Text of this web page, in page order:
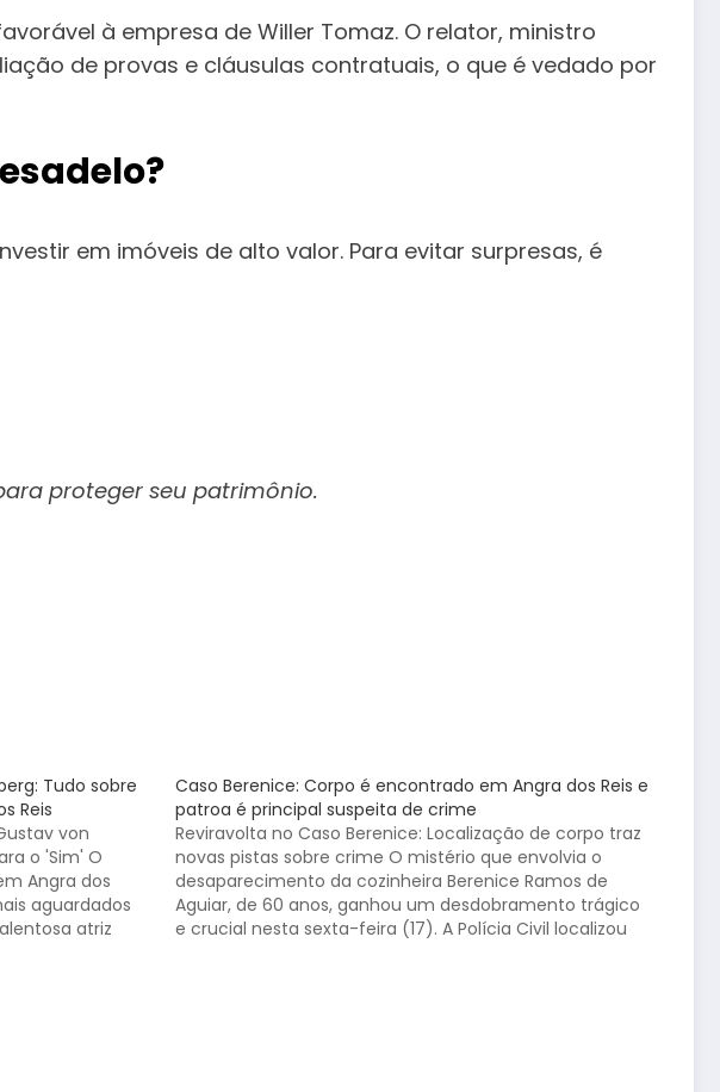
à empresa de Willer Tomaz. O relator, ministro
de provas e cláusulas contratuais, o que é vedado por
em imóveis de alto valor. Para evitar surpresas, é
proteger seu patrimônio.
Tudo sobre
Reis
von
o 'Sim' O
Angra dos
aguardados
atriz
Caso Berenice: Corpo é encontrado em Angra dos Reis e
patroa é principal suspeita de crime
Reviravolta no Caso Berenice: Localização de corpo traz
novas pistas sobre crime O mistério que envolvia o
desaparecimento da cozinheira Berenice Ramos de
Aguiar, de 60 anos, ganhou um desdobramento trágico
e crucial nesta sexta-feira (17). A Polícia Civil localizou